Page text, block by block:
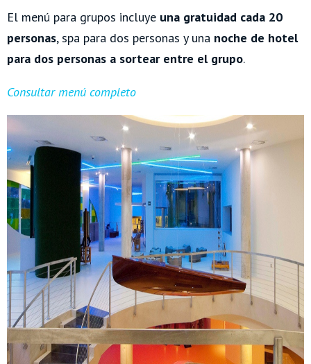
El menú para grupos incluye una gratuidad cada 20
personas, spa para dos personas y una noche de hotel
para dos personas a sortear entre el grupo.
Consultar menú completo